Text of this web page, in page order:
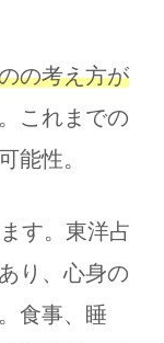
の考え方が
これまでの
能性。
す。東洋占
り、心身の
食事、睡